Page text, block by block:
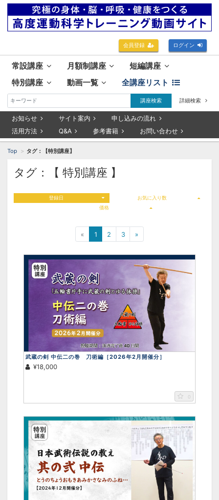
会員登録 ログイン
常設講座 月額制講座
短編講座
特別講座
動画一覧 全講座リスト
講座検索 詳細検索
お知らせ サイト案内
申し込みの流れ
活用方法
Q&A 参考書籍 お問い合わせ
Top タグ：【特別講座】
タグ：【 特別講座 】
登録日
お気に入り数
価格
« 1 2 3 »
武蔵の剣 中伝二の巻 刀術編［2026年2月開催分］
¥18,000
0